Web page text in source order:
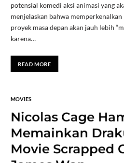
potensial komedi aksi animasi yang
menjelaskan bahwa
proyek masa depan akan jauh lebih
karena…
READ MORE
MOVIES
Nicolas Cage
Memainkan
Movie Scrapped